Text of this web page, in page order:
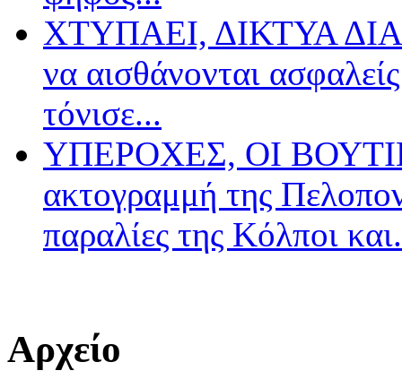
ΧΤΥΠΑΕΙ, ΔΙΚΤΥΑ
να αισθάνονται
τόνισε...
ΥΠΕΡΟΧΕΣ, ΟΙ
ακτογραμμή της
παραλίες της Κόλποι
Αρχείο